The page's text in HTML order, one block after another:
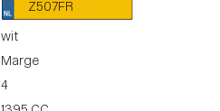
Z507FR
wit
Marge
4